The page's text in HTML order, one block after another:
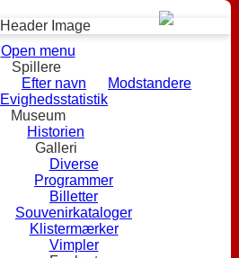
Open menu
Spillere
Efter navn
Evighedsstatistik
Modstandere
Museum
Historien
Galleri
Diverse
Programmer
Billetter
Souvenirkataloger
Klistermærker
Vimpler